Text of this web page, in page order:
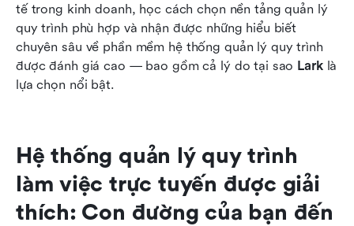
tế trong kinh doanh, học cách chọn nền tảng quản lý
quy trình phù hợp và nhận được những hiểu biết
chuyên sâu về phần mềm hệ thống quản lý quy trình
được đánh giá cao — bao gồm cả lý do tại sao Lark là
lựa chọn nổi bật.
Hệ thống quản lý quy trình
làm việc trực tuyến được giải
thích: Con đường của bạn đến